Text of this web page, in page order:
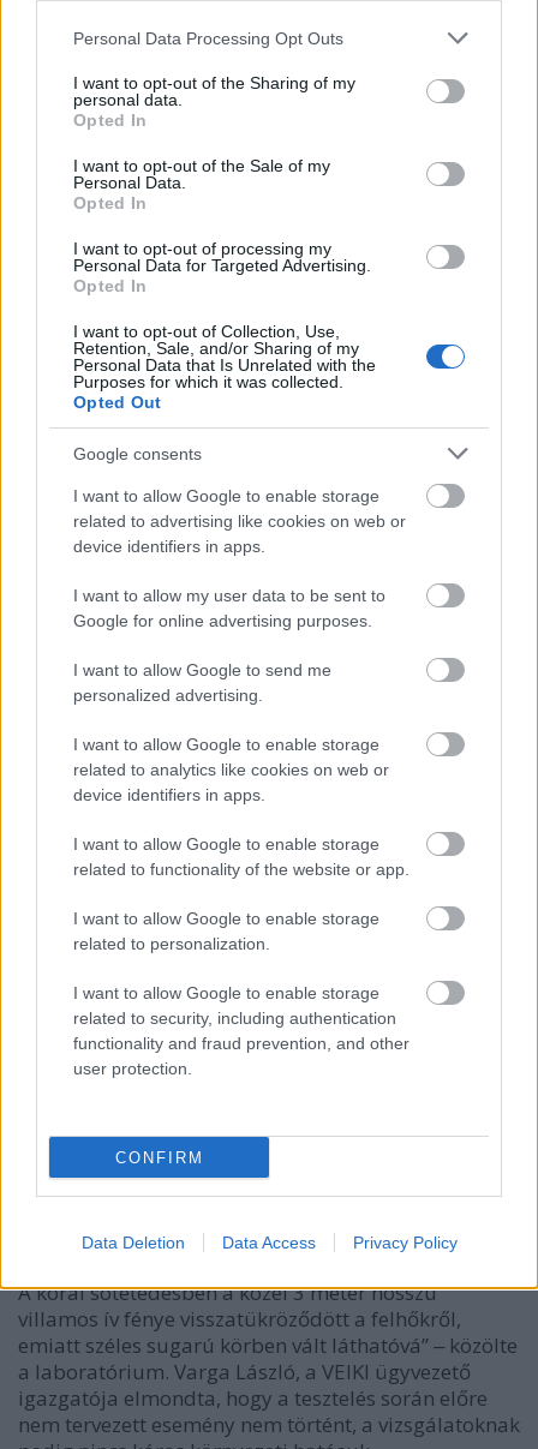
Please note that this website/app uses one or more Google
not limited to your visit or usage behaviour. You may click to
grant or deny consent to Google and its third-party tags to
use your data for below specified purposes in below Google
consent section.
Personal Data Processing Opt Outs
I want to opt-out of the Sharing of my
personal data.
Opted In
I want to opt-out of the Sale of my
Personal Data.
Opted In
I want to opt-out of processing my
Personal Data for Targeted Advertising.
Opted In
I want to opt-out of Collection, Use,
Retention, Sale, and/or Sharing of my
Personal Data that Is Unrelated with the
Purposes for which it was collected.
Opted Out
Google consents
I want to allow Google to enable storage
related to advertising like cookies on web or
device identifiers in apps.
I want to allow my user data to be sent to
Google for online advertising purposes.
I want to allow Google to send me
personalized advertising.
I want to allow Google to enable storage
related to analytics like cookies on web or
device identifiers in apps.
I want to allow Google to enable storage
related to functionality of the website or app.
I want to allow Google to enable storage
related to personalization.
I want to allow Google to enable storage
related to security, including authentication
functionality and fraud prevention, and other
user protection.
CONFIRM
Data Deletion Data Access Privacy Policy
Az Index szerdán délelőtt hírül adta a
VNL Villamos Nagylaboratóriumok Kft. XV. kerületi
telepén folyó kísérleti munka a felelős. A VEIKI
kedd este is éppen egy nagyfeszültségű
szigetelőlánc villamos íves próbáját hajtották végre,
amely kisülésekkel és hanghatással jár. „Negyven
éve havonta ötször tartunk ilyet, tegnap a borús idő
kicsit felerősítette a próbát kísérő fényjelenséget” ‒
mondta a társaság illetékese, hozzátéve azt is, hogy
a hasonló vizsgálatokat főként nappal tartják, ezért
nem lehetett korábban érzékelni őket.
VARGA LÁSZLÓ, A VEIKI-VNL VILLAMOS
NAGYLABORATÓRIUMOK KFT.ÜGYVEZETŐ
IGAZGATÓJA AZ RTL KLUB HÍRADÓJÁBAN
hogy az 1949-ben alapított Villamosenerigaipari
Kutató Intézet villamos laboratóriumának jogutódja
amely különféle berendezéseken ‒ például
transzformátorokon, kapcsolóberendezéseken,
megszakítókon, szigetelőkön, sodronyokon és a
távvezetékek szigetelőláncain ‒ végez vizsgálatokat.
2013. január 22-én egy 400 kilovoltos távvezeték-
szigetelőlánc szabványos ívállósági vizsgálatát
hajtották végre, azaz a távvezetékeket az
megbízhatóságát tesztelték úgy, hogy nagy
feszültséget és áramot bocsátottak a rendszerre.
„Ezek a vizsgálatok általában három rövid idejű íves
másodperc, míg a harmadik 0,5 másodperc
A korai sötétedésben a közel 3 méter hosszú
villamos ív fénye visszatükröződött a felhőkről,
emiatt széles sugarú körben vált láthatóvá” ‒ közölte
a laboratórium. Varga László, a VEIKI ügyvezető
igazgatója elmondta, hogy a tesztelés során előre
nem tervezett esemény nem történt, a vizsgálatoknak